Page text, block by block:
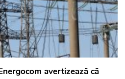
avertizează că